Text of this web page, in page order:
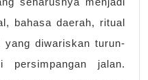
bahasa daerah, ritual
yang diwariskan turun-
jalan.